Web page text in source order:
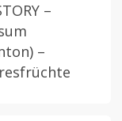
–
–